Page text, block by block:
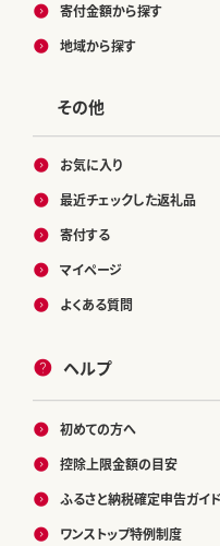
寄付金額から探す
地域から探す
その他
お気に入り
最近チェックした返礼品
寄付する
マイページ
よくある質問
ヘルプ
初めての方へ
控除上限金額の目安
ふるさと納税確定申告ガイド
ワンストップ特例制度